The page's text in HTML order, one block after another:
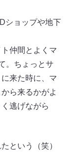
ショップや地下
仲間とよくマ
。ちょっとサ
来た時に、マ
ら来るかがよ
逃げながら
という（笑）